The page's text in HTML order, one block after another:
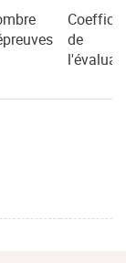
de